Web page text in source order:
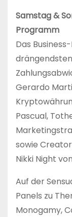
Samstag &
Programm
Das
Gerardo
Pascual,
sowie
Nikki Night
Auf der
Panels zu
Monogamy,